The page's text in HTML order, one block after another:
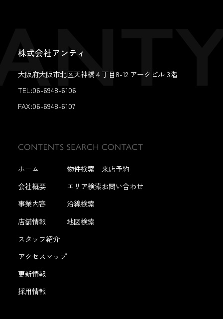
株式会社アンティ
大阪府大阪市北区天神橋４丁目8-12 アークビル 3階
TEL:06-6948-6106
FAX:06-6948-6107
ホーム
会社概要
事業内容
店舗情報
スタッフ紹介
アクセスマップ
更新情報
採用情報
物件検索
エリア検索
沿線検索
地図検索
来店予約
お問い合わせ